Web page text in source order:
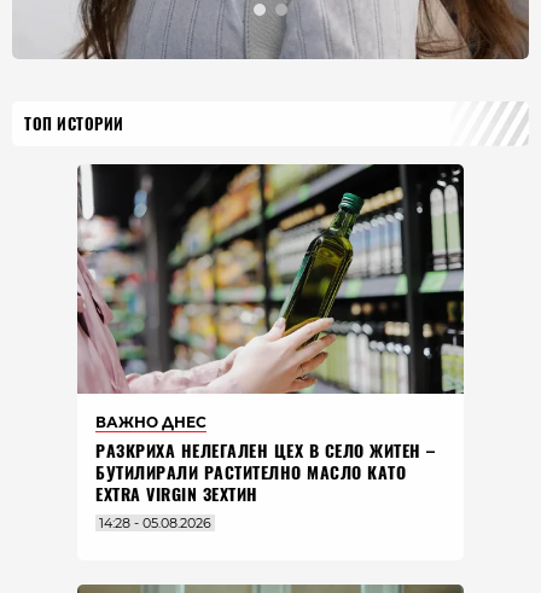
ТОП ИСТОРИИ
ВАЖНО ДНЕС
РАЗКРИХА НЕЛЕГАЛЕН ЦЕХ В СЕЛО ЖИТЕН –
БУТИЛИРАЛИ РАСТИТЕЛНО МАСЛО КАТО
EXTRA VIRGIN ЗЕХТИН
14:28 - 05.08.2026